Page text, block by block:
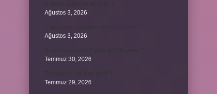
Ağustos 3, 2026
Ağustos 3, 2026
Temmuz 30, 2026
Temmuz 29, 2026